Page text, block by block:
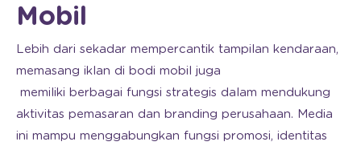
Mobil
Lebih dari sekadar mempercantik tampilan kendaraan,
memasang iklan di bodi mobil juga
memiliki berbagai fungsi strategis dalam mendukung
aktivitas pemasaran dan branding perusahaan. Media
ini mampu menggabungkan fungsi promosi, identitas